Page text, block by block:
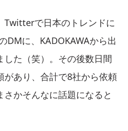
Twitterで日本のトレンドに
DMに、KADOKAWAから出
した（笑）。その後数日間
があり、合計で8社から依頼
さかそんなに話題になると